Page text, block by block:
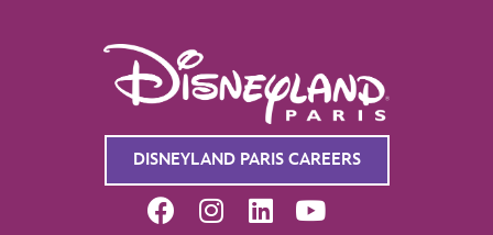
DISNEYLAND PARIS CAREERS